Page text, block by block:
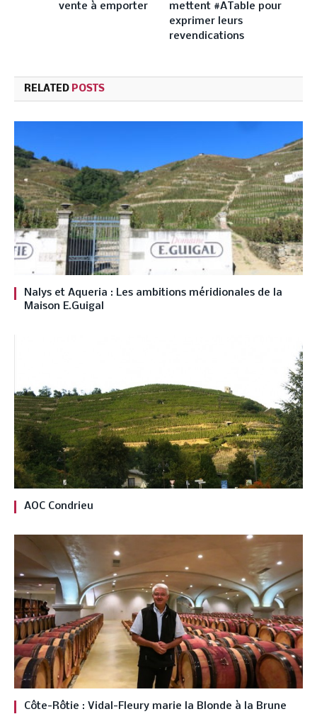
vente à emporter
mettent #ATable pour
exprimer leurs
revendications
RELATED POSTS
Nalys et Aqueria : Les ambitions méridionales de la
Maison E.Guigal
AOC Condrieu
Côte-Rôtie : Vidal-Fleury marie la Blonde à la Brune